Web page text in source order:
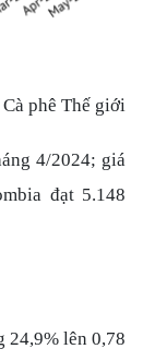
phê Thế giới
4/2024; giá
đạt 5.148
24,9% lên 0,78